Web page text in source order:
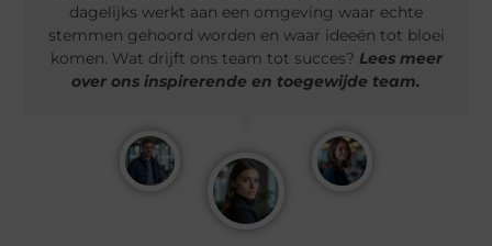
dagelijks werkt aan een omgeving waar echte
stemmen gehoord worden en waar ideeën tot bloei
komen. Wat drijft ons team tot succes? Lees meer
over ons inspirerende en toegewijde team.